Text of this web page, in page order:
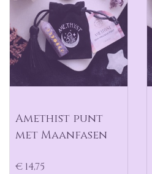
Amethist punt
met Maanfasen
€ 14,75